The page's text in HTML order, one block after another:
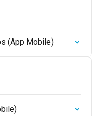
(App Mobile)